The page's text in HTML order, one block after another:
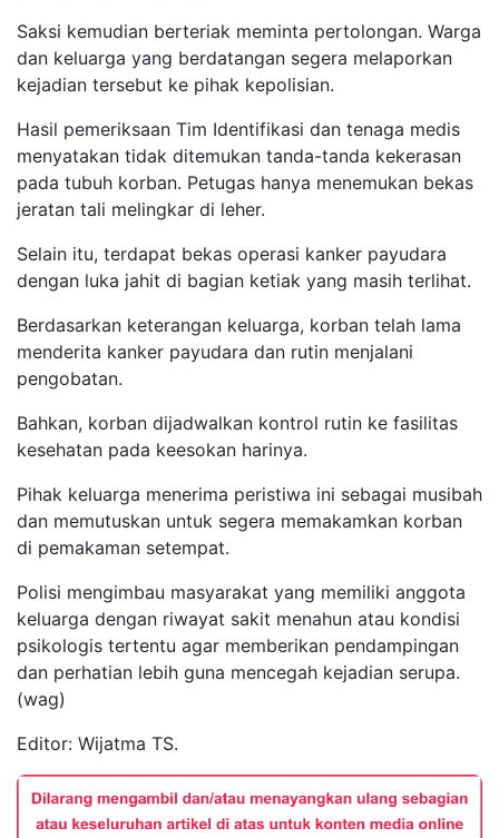
Saksi kemudian berteriak meminta pertolongan. Warga
dan keluarga yang berdatangan segera melaporkan
kejadian tersebut ke pihak kepolisian.
Hasil pemeriksaan Tim Identifikasi dan tenaga medis
menyatakan tidak ditemukan tanda-tanda kekerasan
pada tubuh korban. Petugas hanya menemukan bekas
jeratan tali melingkar di leher.
Selain itu, terdapat bekas operasi kanker payudara
dengan luka jahit di bagian ketiak yang masih terlihat.
Berdasarkan keterangan keluarga, korban telah lama
menderita kanker payudara dan rutin menjalani
pengobatan.
Bahkan, korban dijadwalkan kontrol rutin ke fasilitas
kesehatan pada keesokan harinya.
Pihak keluarga menerima peristiwa ini sebagai musibah
dan memutuskan untuk segera memakamkan korban
di pemakaman setempat.
Polisi mengimbau masyarakat yang memiliki anggota
keluarga dengan riwayat sakit menahun atau kondisi
psikologis tertentu agar memberikan pendampingan
dan perhatian lebih guna mencegah kejadian serupa.
(wag)
Editor: Wijatma TS.